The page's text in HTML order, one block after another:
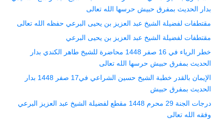
بدار الحديث بمفرق حبيش حرسها الله تعالى
مقتطفات لفضيلة الشيخ عبد العزيز بن يحيى البرعي حفظه الله تعالى
مقتطفات لفضيلة الشيخ عبد العزيز بن يحيى البرعي
خطر الرياء في 16 صفر 1448 محاضرة للشيخ طاهر الكندي بدار
الحديث بمفرق حبيش حرسها الله تعالى
الإيمان بالقدر خطبة الشيخ حسين الشراعي في17 صفر 1448 بدار
الحديث بمفرق حبيش
درجات الجنة 29 محرم 1448 مقطع لفضيلة الشيخ عبد العزيز البرعي
وفقه الله تعالى